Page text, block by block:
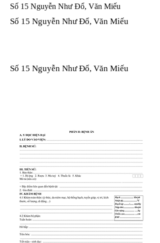
Số 15 Nguyễn Như Đổ, Văn Miếu
Số 15 Nguyễn Như Đổ, Văn Miếu
Số 15 Nguyễn Như Đổ, Văn Miếu